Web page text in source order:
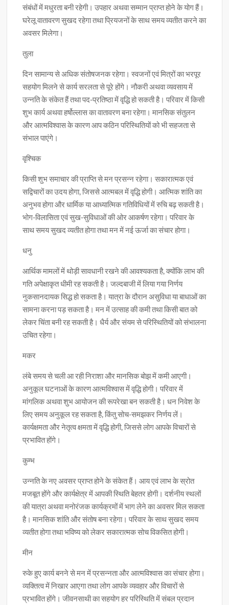
संबंधों में मधुरता बनी रहेगी। उपहार अथवा सम्मान प्राप्त होने के योग हैं।
घरेलू वातावरण सुखद रहेगा तथा प्रियजनों के साथ समय व्यतीत करने का
अवसर मिलेगा।
तुला
दिन सामान्य से अधिक संतोषजनक रहेगा। स्वजनों एवं मित्रों का भरपूर
सहयोग मिलने से कार्य सरलता से पूरे होंगे। नौकरी अथवा व्यवसाय में
उन्नति के संकेत हैं तथा पद-प्रतिष्ठा में वृद्धि हो सकती है। परिवार में किसी
शुभ कार्य अथवा हर्षोल्लास का वातावरण बना रहेगा। मानसिक संतुलन
और आत्मविश्वास के कारण आप कठिन परिस्थितियों को भी सहजता से
संभाल पाएंगे।
वृश्चिक
किसी शुभ समाचार की प्राप्ति से मन प्रसन्न रहेगा। सकारात्मक एवं
सद्विचारों का उदय होगा, जिससे आत्मबल में वृद्धि होगी। आत्मिक शांति का
अनुभव होगा और धार्मिक या आध्यात्मिक गतिविधियों में रुचि बढ़ सकती है।
भोग-विलासिता एवं सुख-सुविधाओं की ओर आकर्षण रहेगा। परिवार के
साथ समय सुखद व्यतीत होगा तथा मन में नई ऊर्जा का संचार होगा।
धनु
आर्थिक मामलों में थोड़ी सावधानी रखने की आवश्यकता है, क्योंकि लाभ की
गति अपेक्षाकृत धीमी रह सकती है। जल्दबाजी में लिया गया निर्णय
नुकसानदायक सिद्ध हो सकता है। यात्रा के दौरान असुविधा या बाधाओं का
सामना करना पड़ सकता है। मन में उत्साह की कमी तथा किसी बात को
लेकर चिंता बनी रह सकती है। धैर्य और संयम से परिस्थितियों को संभालना
उचित रहेगा।
मकर
लंबे समय से चली आ रही निराशा और मानसिक बोझ में कमी आएगी।
अनुकूल घटनाओं के कारण आत्मविश्वास में वृद्धि होगी। परिवार में
मांगलिक अथवा शुभ आयोजन की रूपरेखा बन सकती है। धन निवेश के
लिए समय अनुकूल रह सकता है, किंतु सोच-समझकर निर्णय लें।
कार्यक्षमता और नेतृत्व क्षमता में वृद्धि होगी, जिससे लोग आपके विचारों से
प्रभावित होंगे।
कुम्भ
उन्नति के नए अवसर प्राप्त होने के संकेत हैं। आय एवं लाभ के स्रोत
मजबूत होंगे और कार्यक्षेत्र में आपकी स्थिति बेहतर होगी। दर्शनीय स्थलों
की यात्रा अथवा मनोरंजक कार्यक्रमों में भाग लेने का अवसर मिल सकता
है। मानसिक शांति और संतोष बना रहेगा। परिवार के साथ सुखद समय
व्यतीत होगा तथा भविष्य को लेकर सकारात्मक सोच विकसित होगी।
मीन
रुके हुए कार्य बनने से मन में प्रसन्नता और आत्मविश्वास का संचार होगा।
व्यक्तित्व में निखार आएगा तथा लोग आपके व्यवहार और विचारों से
प्रभावित होंगे। जीवनसाथी का सहयोग हर परिस्थिति में संबल प्रदान